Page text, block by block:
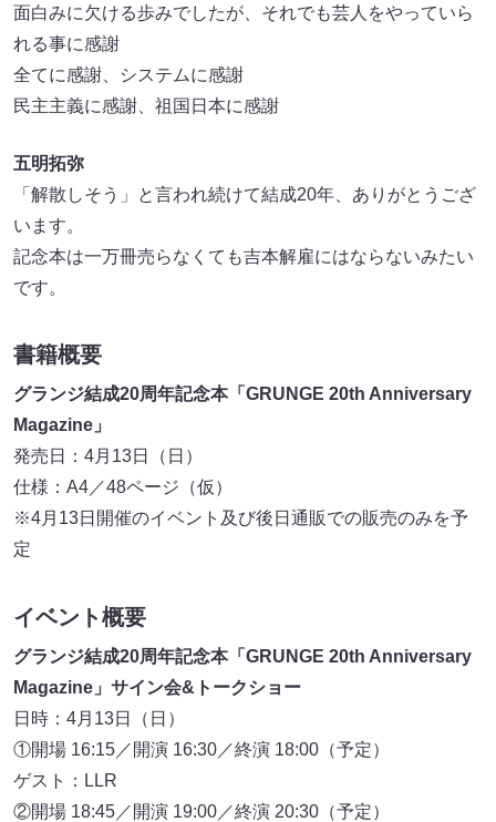
面白みに欠ける歩みでしたが、それでも芸人をやっていら
れる事に感謝
全てに感謝、システムに感謝
民主主義に感謝、祖国日本に感謝
五明拓弥
「解散しそう」と言われ続けて結成20年、ありがとうござ
います。
記念本は一万冊売らなくても吉本解雇にはならないみたい
です。
書籍概要
グランジ結成20周年記念本「GRUNGE 20th Anniversary
Magazine」
発売日：4月13日（日）
仕様：A4／48ページ（仮）
※4月13日開催のイベント及び後日通販での販売のみを予
定
イベント概要
グランジ結成20周年記念本「GRUNGE 20th Anniversary
Magazine」サイン会&トークショー
日時：4月13日（日）
①開場 16:15／開演 16:30／終演 18:00（予定）
ゲスト：LLR
②開場 18:45／開演 19:00／終演 20:30（予定）